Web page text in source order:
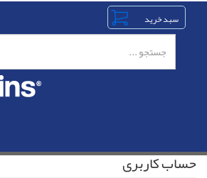
رفتن
محتوای
حساب کاربری